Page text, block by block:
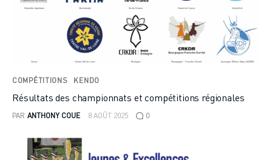
COMPÉTITIONS KENDO
Résultats des championnats et compétitions régionales
PAR ANTHONY COUE 8 AOÛT 2025 0